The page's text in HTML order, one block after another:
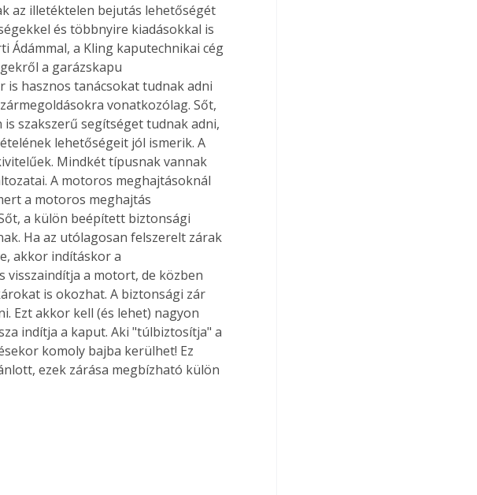
az illetéktelen bejutás lehetőségét
és többnyire kiadásokkal is
Ádámmal, a Kling kaputechnikai cég
a garázskapu
hasznos tanácsokat tudnak adni
vonatkozólag. Sőt,
szakszerű segítséget tudnak adni,
lehetőségeit jól ismerik. A
Mindkét típusnak vannak
A motoros meghajtásoknál
a motoros meghajtás
a külön beépített biztonsági
Ha az utólagosan felszerelt zárak
akkor indításkor a
visszaindítja a motort, de közben
is okozhat. A biztonsági zár
Ezt akkor kell (és lehet) nagyon
indítja a kaput. Aki "túlbiztosítja" a
komoly bajba kerülhet! Ez
ezek zárása megbízható külön